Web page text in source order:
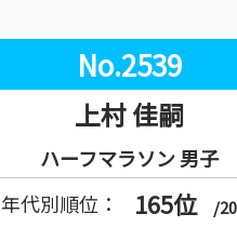
No.2539
上村 佳嗣
ハーフマラソン 男子
年代別順位：
165位 /